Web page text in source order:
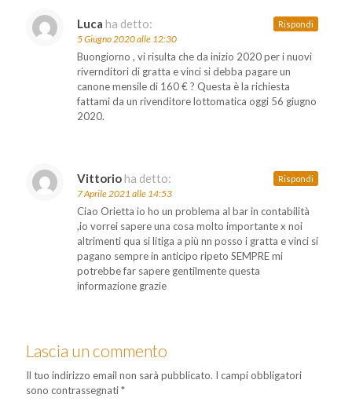
Luca ha detto:
5 Giugno 2020 alle 12:30
Buongiorno , vi risulta che da inizio 2020 per i nuovi
rivernditori di gratta e vinci si debba pagare un
canone mensile di 160 € ? Questa è la richiesta
fattami da un rivenditore lottomatica oggi 56 giugno
2020.
Rispondi
Vittorioha detto:
7 Aprile 2021 alle 14:53
Ciao Orietta io ho un problema al bar in contabilità
,io vorrei sapere una cosa molto importante x noi
altrimenti qua si litiga a più nn posso i gratta e vinci si
pagano sempre in anticipo ripeto SEMPRE mi
potrebbe far sapere gentilmente questa
informazione grazie
Rispondi
Lascia un commento
Il tuo indirizzo email non sarà pubblicato. I campi obbligatori
sono contrassegnati*